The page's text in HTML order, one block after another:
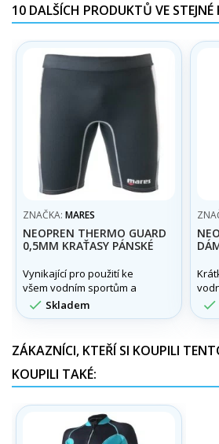
10 DALŠÍCH PRODUKTŮ VE STEJNÉ
ZNAČKA: MARES
NEOPREN THERMO GUARD
0,5MM KRAŤASY PÁNSKÉ
Vynikající pro použití ke
všem vodním sportům a
nebo jako doplněk k jinému
neoprenu pro lepší udržení
 Skladem 
ZÁKAZNÍCI, KTEŘÍ SI KOUPILI
KOUPILI TAKÉ: